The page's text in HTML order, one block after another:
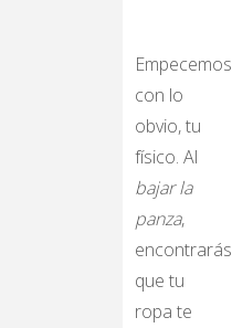
Empecemos
con lo
obvio, tu
físico. Al
bajar la
panza,
encontrarás
que tu
ropa te